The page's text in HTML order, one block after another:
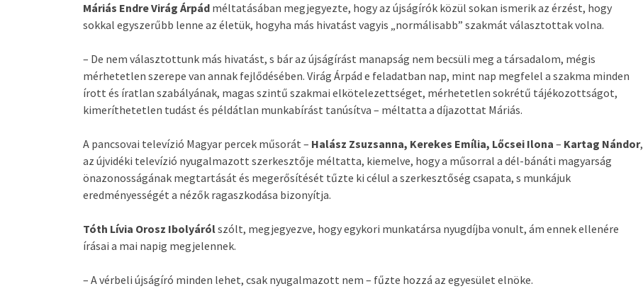
Máriás Endre Virág Árpád méltatásában megjegyezte, hogy az újságírók közül sokan ismerik az érzést, hogy
sokkal egyszerűbb lenne az életük, hogyha más hivatást vagyis „normálisabb” szakmát választottak volna.
– De nem választottunk más hivatást, s bár az újságírást manapság nem becsüli meg a társadalom, mégis
mérhetetlen szerepe van annak fejlődésében. Virág Árpád e feladatban nap, mint nap megfelel a szakma minden
írott és íratlan szabályának, magas szintű szakmai elkötelezettséget, mérhetetlen sokrétű tájékozottságot,
kimeríthetetlen tudást és példátlan munkabírást tanúsítva – méltatta a díjazottat Máriás.
A pancsovai televízió Magyar percek műsorát – Halász Zsuzsanna, Kerekes Emília, Lőcsei Ilona – Kartag Nándor,
az újvidéki televízió nyugalmazott szerkesztője méltatta, kiemelve, hogy a műsorral a dél-bánáti magyarság
önazonosságának megtartását és megerősítését tűzte ki célul a szerkesztőség csapata, s munkájuk
eredményességét a nézők ragaszkodása bizonyítja.
Tóth Lívia Orosz Ibolyárólszólt, megjegyezve, hogy egykori munkatársa nyugdíjba vonult, ám ennek ellenére
írásai a mai napig megjelennek.
– A vérbeli újságíró minden lehet, csak nyugalmazott nem – fűzte hozzá az egyesület elnöke.